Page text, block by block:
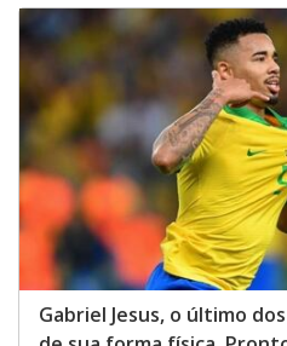
Gabriel Jesus, o último